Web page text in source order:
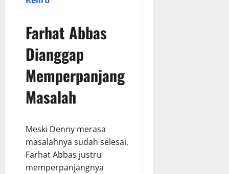
Farhat Abbas
Dianggap
Memperpanjang
Masalah
Meski Denny merasa
masalahnya sudah selesai,
Farhat Abbas justru
memperpanjangnya